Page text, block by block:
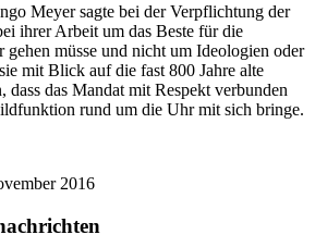
Meyer sagte bei der Verpflichtung der
ihrer Arbeit um das Beste für die
müsse und nicht um Ideologien oder
mit Blick auf die fast 800 Jahre alte
dass das Mandat mit Respekt verbunden
rund um die Uhr mit sich bringe.
2016